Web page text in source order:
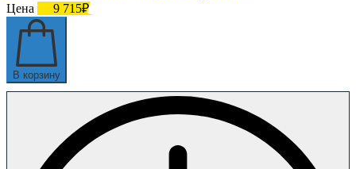
Цена
9 715₽
В корзину